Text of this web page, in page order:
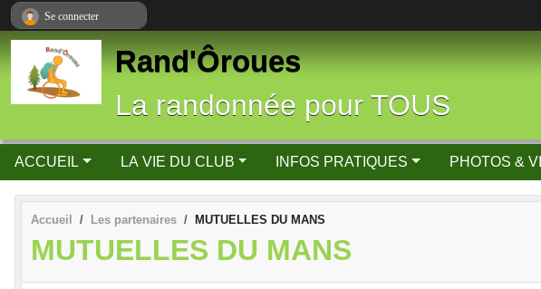
Rand'Ôroues
La randonnée pour TOUS
ACCUEIL LA VIE DU CLUB INFOS PRATIQUES PHOTOS &
Accueil Les partenaires MUTUELLES DU MANS
MUTUELLES DU MANS
Se connecter
Panneau de gestion des cookies